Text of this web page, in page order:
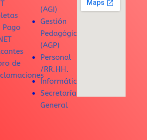
Pago
de
(AGI)
Gestión
Pedagógica
(AGP)
Personal
/RR.HH.
Informática
Secretaría
General